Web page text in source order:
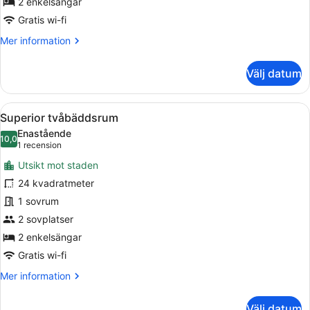
Gratis wi-fi
Mer information
Mer
tvåbäddsrum
Välj datum
Öppna
alla
foton
för
Superior
tvåbäddsrum
Superior tvåbäddsrum | Minibar,
10
Superior tvåbäddsrum
10,010,0 av 10
Enastående
1 recension
(1 recension)
Utsikt mot staden
24 kvadratmeter
1 sovrum
2 sovplatser
2 enkelsängar
Gratis wi-fi
Mer information
Mer